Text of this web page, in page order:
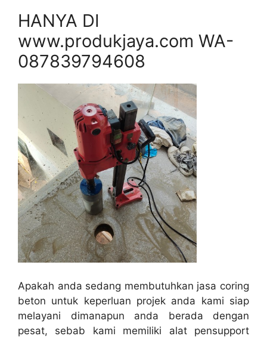
HANYA DI
www.produkjaya.com WA-
087839794608
Apakah anda sedang membutuhkan jasa coring
beton untuk keperluan projek anda kami siap
melayani dimanapun anda berada dengan
pesat, sebab kami memiliki alat pensupport